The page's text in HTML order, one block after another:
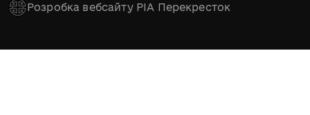
Розробка вебсайту РІА Перекресток